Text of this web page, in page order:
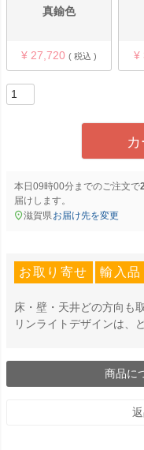
真鍮色
¥ 27,720 税込 ¥
本日 09時00分までのご注文で
届けします。
滋賀県お届け先を変更
お取り寄せ 輸入品
床・壁・天井どの方向も
リンライトデザインは、
商品に